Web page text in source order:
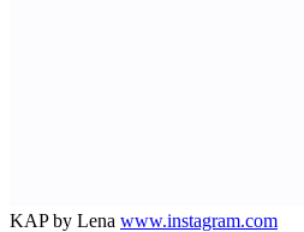
KAP by Lena www.instagram.com